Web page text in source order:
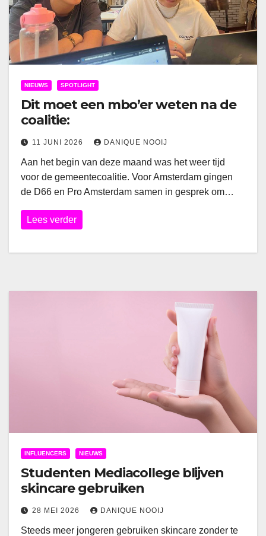
NIEUWS SPOTLIGHT
Dit moet een mbo’er weten na de
coalitie:
11 JUNI 2026 DANIQUE NOOIJ
Aan het begin van deze maand was het weer tijd
voor de gemeentecoalitie. Voor Amsterdam gingen
de D66 en Pro Amsterdam samen in gesprek om…
Lees verder
INFLUENCERS NIEUWS
Studenten Mediacollege blijven
skincare gebruiken
28 MEI 2026 DANIQUE NOOIJ
Steeds meer jongeren gebruiken skincare zonder te